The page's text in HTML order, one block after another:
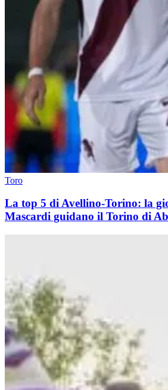
Toro
La top 5 di Avellino-Torino: la
Mascardi guidano il Torino di